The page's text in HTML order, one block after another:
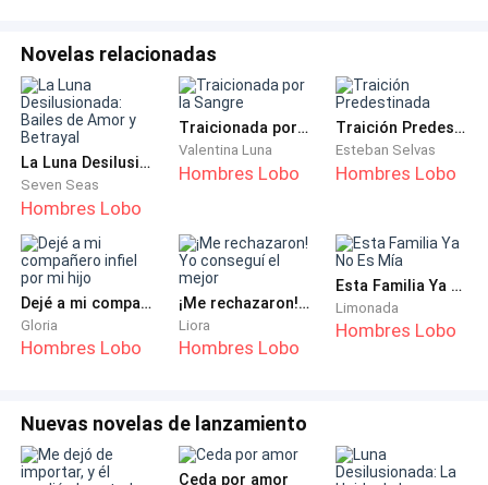
Nicolás se sorprendió un momento y luego respondió
con ternura:
—¿Solo eso? ¿No quieres otra cosa?
Sin mirar el contenido del documento, firmó de
inmediato. Con el divorcio firmado en mis manos, me
sentí más libre que nunca. Guardé el documento y di
media vuelta para irme. Nicolás me detuvo,
preocupado.
Lo miré y le respondí en voz baja:
Novelas relacionadas
La Luna Desilusionada: Bailes de Amor y Betrayal
Seven Seas
Hombres Lobo
Traicionada por la Sangre
Valentina Luna
Hombres Lobo
Traición Predestinada
Esteban Selvas
Hombres Lobo
Dejé a mi compañero infiel por mi hijo
Gloria
Hombres Lobo
¡Me rechazaron! Yo conseguí el mejor
Liora
Hombres Lobo
Esta Familia Ya No Es Mía
Limonada
Hombres Lobo
Nuevas novelas de lanzamiento
Ceda por amor